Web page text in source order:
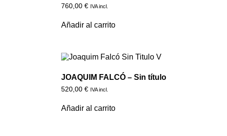
760,00 € IVA incl.
Añadir al carrito
JOAQUIM FALCÓ – Sin título
520,00 € IVA incl.
Añadir al carrito